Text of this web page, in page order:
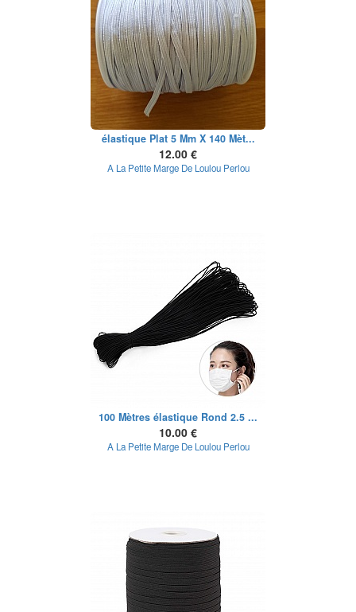
élastique Plat 5 Mm X 140 Mèt...
12.00 €
A La Petite Marge De Loulou Perlou
100 Mètres élastique Rond 2.5 ...
10.00 €
A La Petite Marge De Loulou Perlou